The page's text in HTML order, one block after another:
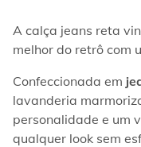
A calça jeans reta
melhor do retrô com
Confeccionada em
lavanderia
personalidade e um
qualquer look sem